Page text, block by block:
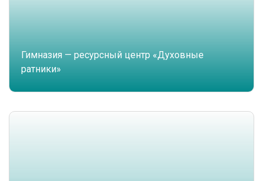
Гимназия — ресурсный центр «Духовные
ратники»